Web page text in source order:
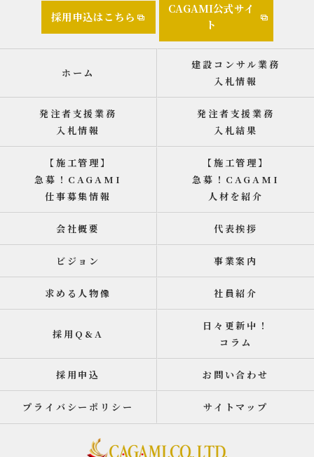
採用申込はこちら
CAGAMI公式サイ
ト
ホーム
建設コンサル業務
入札情報
発注者支援業務
入札情報
発注者支援業務
入札結果
【施工管理】
急募！CAGAMI
仕事募集情報
【施工管理】
急募！CAGAMI
人材を紹介
会社概要 代表挨拶
ビジョン 事業案内
求める人物像 社員紹介
採用Q&A
日々更新中！
コラム
採用申込 お問い合わせ
プライバシーポリシー サイトマップ